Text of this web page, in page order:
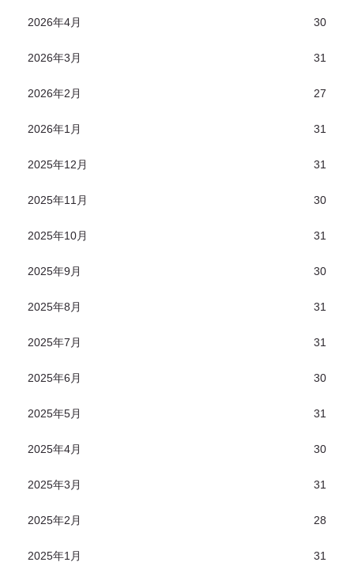
2026年4月 30
2026年3月 31
2026年2月 27
2026年1月 31
2025年12月 31
2025年11月 30
2025年10月 31
2025年9月 30
2025年8月 31
2025年7月 31
2025年6月 30
2025年5月 31
2025年4月 30
2025年3月 31
2025年2月 28
2025年1月 31